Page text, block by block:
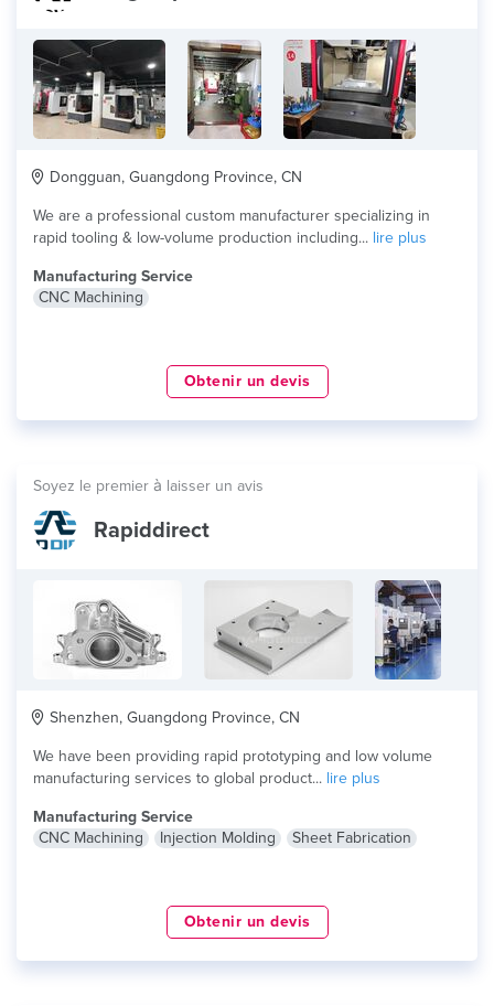
Dongguan, Guangdong Province, CN
We are a professional custom manufacturer specializing in
rapid tooling & low-volume production including... lire plus
Manufacturing Service
CNC Machining
Obtenir un devis
Soyez le premier à laisser un avis
Rapiddirect
Shenzhen, Guangdong Province, CN
We have been providing rapid prototyping and low volume
manufacturing services to global product... lire plus
Manufacturing Service
CNC Machining
Injection Molding Sheet Fabrication
Obtenir un devis